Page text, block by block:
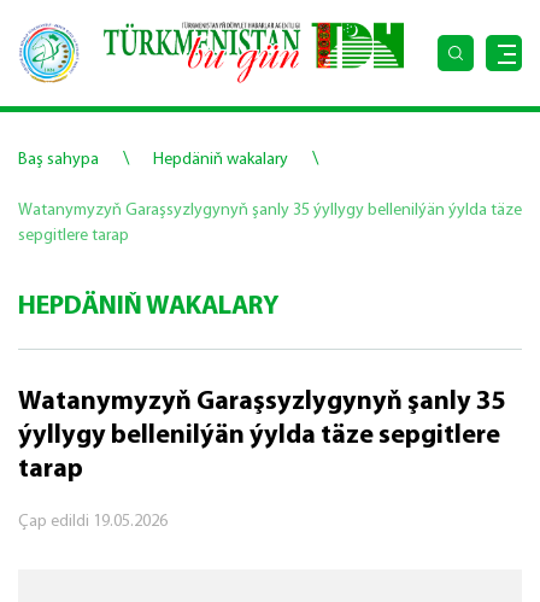
Baş sahypa \ Hepdäniň wakalary \
Watanymyzyň Garaşsyzlygynyň şanly 35 ýyllygy bellenilýän ýylda täze
sepgitlere tarap
HEPDÄNIŇ WAKALARY
Watanymyzyň Garaşsyzlygynyň şanly 35
ýyllygy bellenilýän ýylda täze sepgitlere
tarap
Çap edildi 19.05.2026